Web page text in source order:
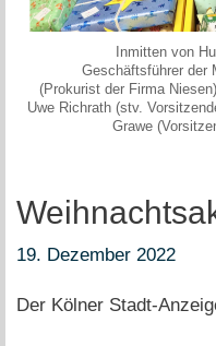
Inmitten von
Geschäftsführer der
(Prokurist der Firma
Uwe Richrath (stv.
Grawe
19. Dezember 2022
Der Kölner Stadt-